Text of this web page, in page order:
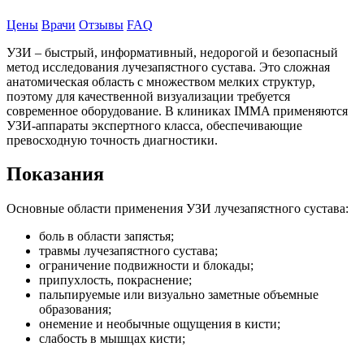
Цены Врачи Отзывы FAQ
УЗИ – быстрый, информативный, недорогой и безопасный
метод исследования лучезапястного сустава. Это сложная
анатомическая область с множеством мелких структур,
поэтому для качественной визуализации требуется
современное оборудование. В клиниках IMMA применяются
УЗИ-аппараты экспертного класса, обеспечивающие
превосходную точность диагностики.
Показания
Основные области применения УЗИ лучезапястного сустава:
боль в области запястья;
травмы лучезапястного сустава;
ограничение подвижности и блокады;
припухлость, покраснение;
пальпируемые или визуально заметные объемные
образования;
онемение и необычные ощущения в кисти;
слабость в мышцах кисти;